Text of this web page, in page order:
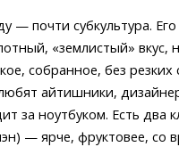
— почти субкультура.
«землистый» вкус,
собранное, без резких
айтишники,
за ноутбуком. Есть два
— ярче, фруктовее, со